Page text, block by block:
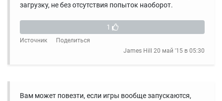
загрузку, не без отсутствия попыток наоборот.
1
Источник
Поделиться
James Hill
20 май '15 в 05:30
Вам может повезти, если игры вообще запускаются,